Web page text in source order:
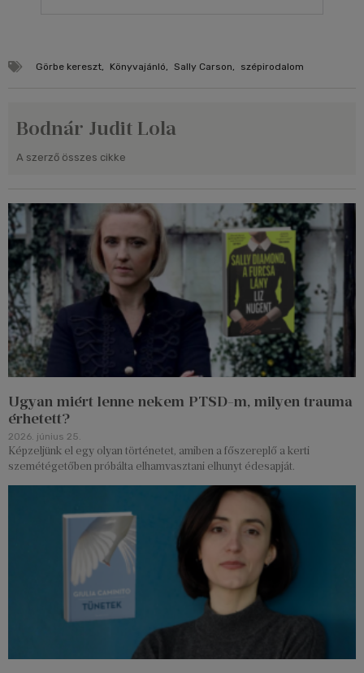
Görbe kereszt, Könyvajánló, Sally Carson, szépirodalom
Bodnár Judit Lola
A szerző összes cikke
Ugyan miért lenne nekem PTSD-m, milyen trauma
érhetett?
2026. június 25.
Képzeljünk el egy olyan történetet, amiben a főszereplő a kerti
szemétégetőben próbálta elhamvasztani elhunyt édesapját.